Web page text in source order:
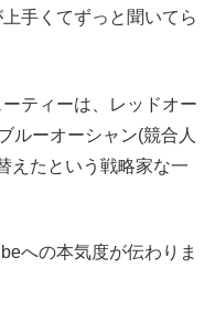
手くてずっと聞いてら
ティーは、レッドオー
ルーオーシャン(競合人
えたという戦略家な一
への本気度が伝わりま